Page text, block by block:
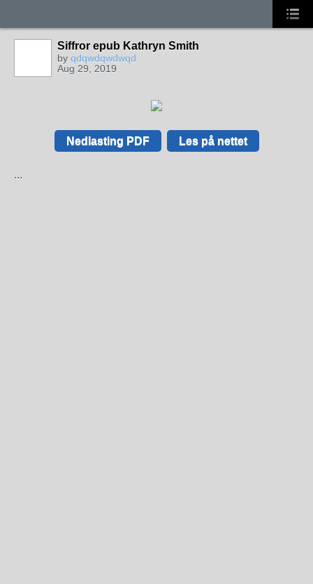
Siffror epub Kathryn Smith
by qdqwdqwdwqd
Aug 29, 2019
Nedlasting PDF Les på nettet
...